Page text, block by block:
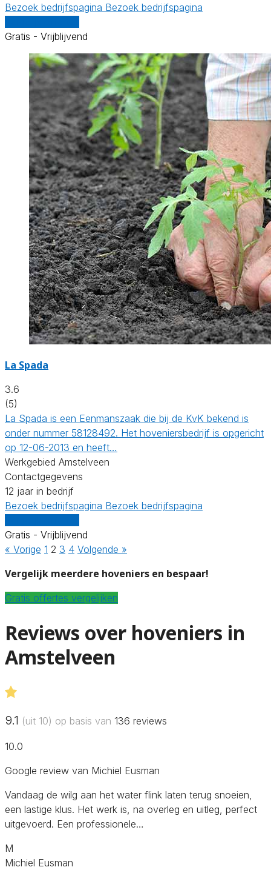
Bezoek bedrijfspagina Bezoek bedrijfspagina
Gratis - Vrijblijvend
La Spada
3.6
(5)
La Spada is een Eenmanszaak die bij de KvK bekend is
onder nummer 58128492. Het hoveniersbedrijf is opgericht
op 12-06-2013 en heeft…
Werkgebied Amstelveen
Contactgegevens
12 jaar in bedrijf
Bezoek bedrijfspagina Bezoek bedrijfspagina
Gratis - Vrijblijvend
« Vorige 1 2 3 4 Volgende »
Vergelijk meerdere hoveniers en bespaar!
Gratis offertes vergelijken
Reviews over hoveniers in
Amstelveen
9.1 (uit 10) op basis van 136 reviews
10.0
Google review van Michiel Eusman
Vandaag de wilg aan het water flink laten terug snoeien,
een lastige klus. Het werk is, na overleg en uitleg, perfect
uitgevoerd. Een professionele…
M
Michiel Eusman